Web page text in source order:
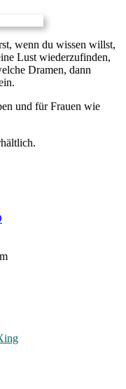
wenn du wissen willst,
Lust wiederzufinden,
Dramen, dann
und für Frauen wie